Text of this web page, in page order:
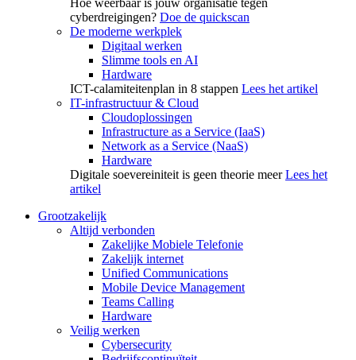
Hoe weerbaar is jouw organisatie tegen
cyberdreigingen? Doe de quickscan
De moderne werkplek
Digitaal werken
Slimme tools en AI
Hardware
ICT-calamiteitenplan in 8 stappen Lees het artikel
IT-infrastructuur & Cloud
Cloudoplossingen
Infrastructure as a Service (IaaS)
Network as a Service (NaaS)
Hardware
Digitale soevereiniteit is geen theorie meer Lees het
artikel
Grootzakelijk
Altijd verbonden
Zakelijke Mobiele Telefonie
Zakelijk internet
Unified Communications
Mobile Device Management
Teams Calling
Hardware
Veilig werken
Cybersecurity